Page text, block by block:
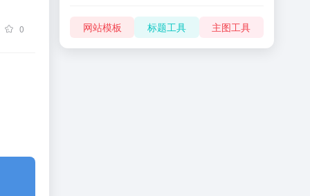
0 网站模板 标题工具 主图工具